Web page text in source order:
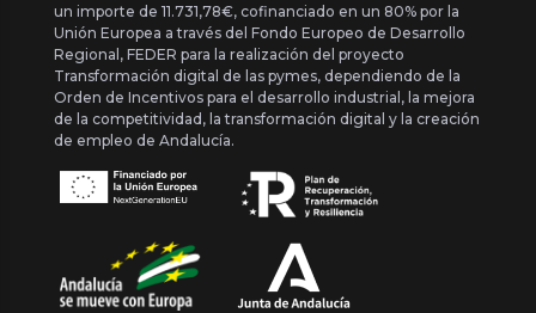
un importe de 11.731,78€, cofinanciado en un 80% por la
Unión Europea a través del Fondo Europeo de Desarrollo
Regional, FEDER para la realización del proyecto
Transformación digital de las pymes, dependiendo de la
Orden de Incentivos para el desarrollo industrial, la mejora
de la competitividad, la transformación digital y la creación
de empleo de Andalucía.